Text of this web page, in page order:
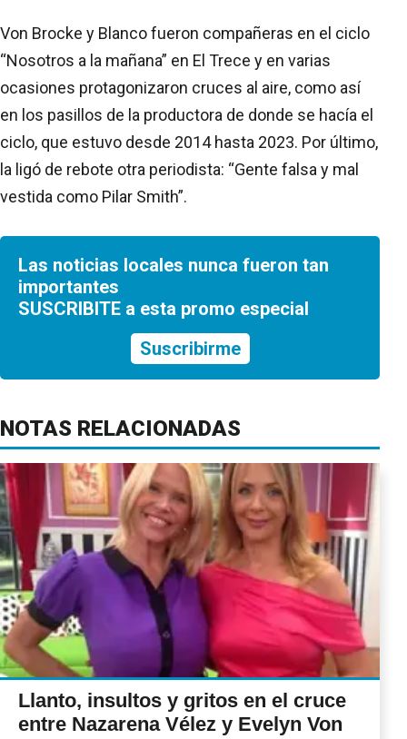
Von Brocke y Blanco fueron compañeras en el ciclo
“Nosotros a la mañana” en El Trece y en varias
ocasiones protagonizaron cruces al aire, como así
en los pasillos de la productora de donde se hacía el
ciclo, que estuvo desde 2014 hasta 2023. Por último,
la ligó de rebote otra periodista: “Gente falsa y mal
vestida como Pilar Smith”.
Las noticias locales nunca fueron tan
importantes
SUSCRIBITE a esta promo especial
Suscribirme
NOTAS RELACIONADAS
Llanto, insultos y gritos en el cruce
entre Nazarena Vélez y Evelyn Von